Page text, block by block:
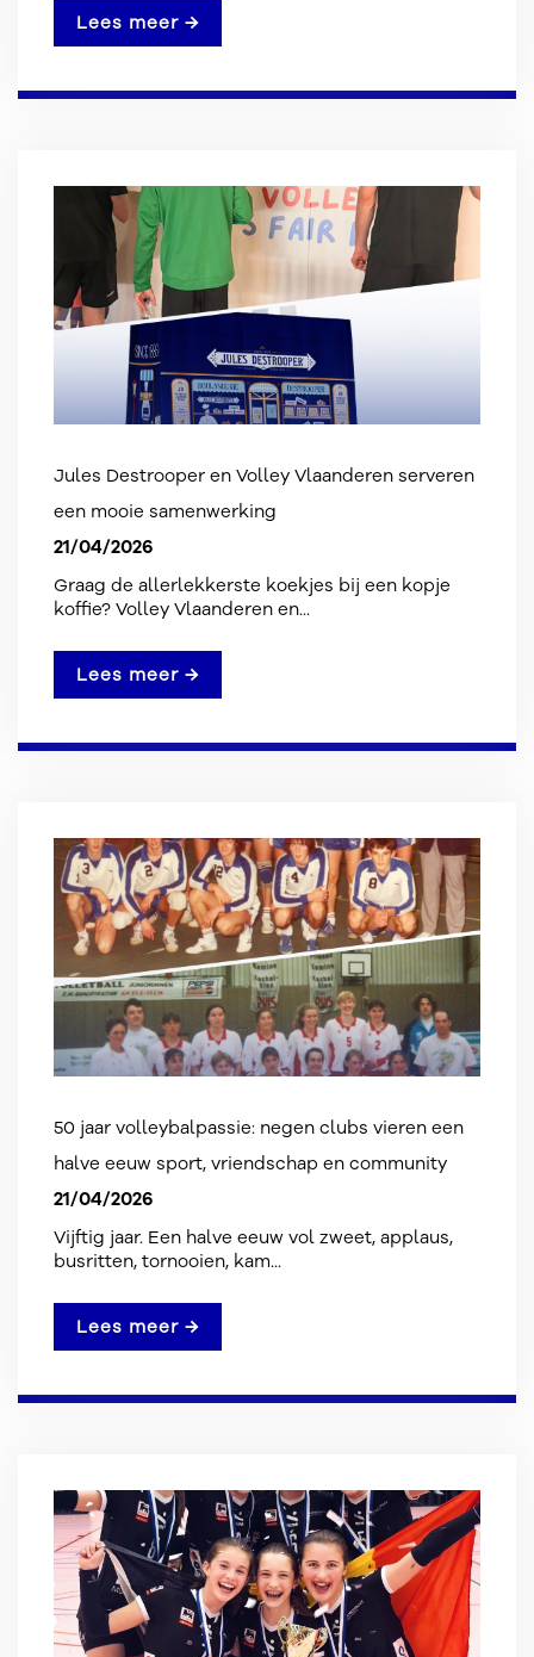
Lees meer →
Jules Destrooper en Volley Vlaanderen serveren
een mooie samenwerking
21/04/2026
Graag de allerlekkerste koekjes bij een kopje
koffie? Volley Vlaanderen en...
Lees meer →
50 jaar volleybalpassie: negen clubs vieren een
halve eeuw sport, vriendschap en community
21/04/2026
Vijftig jaar. Een halve eeuw vol zweet, applaus,
busritten, tornooien, kam...
Lees meer →